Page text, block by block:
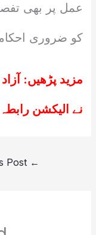
عمل پر بھی
کو ضروری
مزید پڑھیں:
نے الیکشن
←